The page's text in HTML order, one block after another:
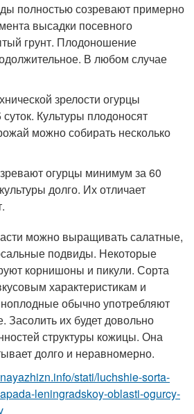
полностью созревают примерно
высадки посевного
грунт. Плодоношение
В любом случае
зрелости огурцы
Культуры плодоносят
можно собирать несколько
огурцы минимум за 60
долго. Их отличает
можно выращивать салатные,
подвиды. Некоторые
корнишоны и пикули. Сорта
характеристикам и
обычно употребляют
Засолить их будет довольно
структуры кожицы. Она
долго и неравномерно.
stati/luchshie-sorta-
leningradskoy-oblasti-ogurcy-